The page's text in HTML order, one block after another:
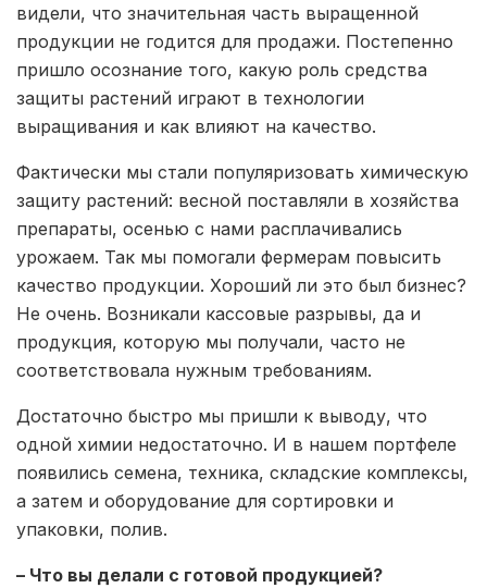
видели, что значительная часть выращенной
продукции не годится для продажи. Постепенно
пришло осознание того, какую роль средства
защиты растений играют в технологии
выращивания и как влияют на качество.
Фактически мы стали популяризовать химическую
защиту растений: весной поставляли в хозяйства
препараты, осенью с нами расплачивались
урожаем. Так мы помогали фермерам повысить
качество продукции. Хороший ли это был бизнес?
Не очень. Возникали кассовые разрывы, да и
продукция, которую мы получали, часто не
соответствовала нужным требованиям.
Достаточно быстро мы пришли к выводу, что
одной химии недостаточно. И в нашем портфеле
появились семена, техника, складские комплексы,
а затем и оборудование для сортировки и
упаковки, полив.
– Что вы делали с готовой продукцией?